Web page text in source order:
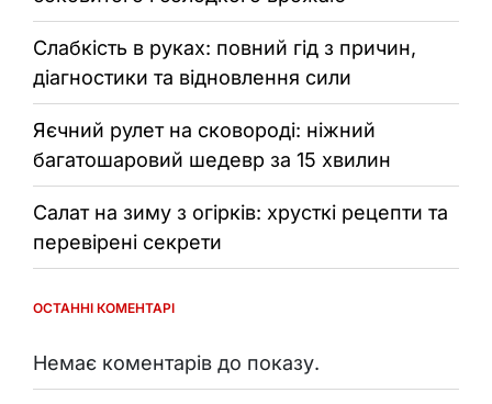
Слабкість в руках: повний гід з причин,
діагностики та відновлення сили
Яєчний рулет на сковороді: ніжний
багатошаровий шедевр за 15 хвилин
Салат на зиму з огірків: хрусткі рецепти та
перевірені секрети
ОСТАННІ КОМЕНТАРІ
Немає коментарів до показу.